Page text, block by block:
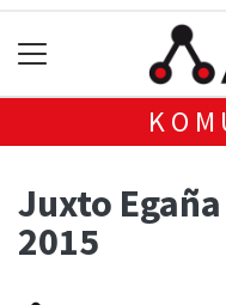
Juxto
2015